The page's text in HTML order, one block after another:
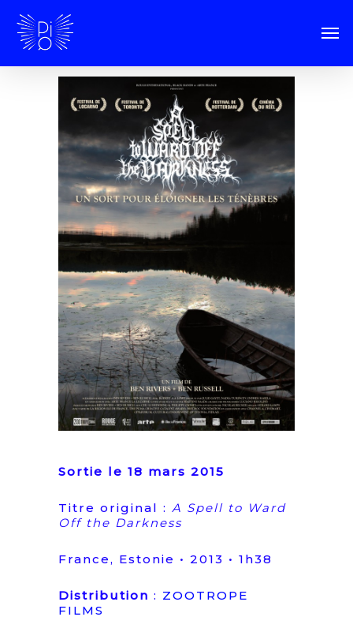
Sortie le 18 mars 2015
Titre original : A Spell to Ward
Off the Darkness
France, Estonie • 2013 • 1h38
Distribution : ZOOTROPE
FILMS